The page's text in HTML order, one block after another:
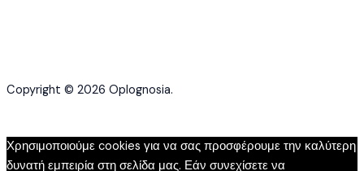
Copyright © 2026 Oplognosia.
Χρησιμοποιούμε cookies για να σας προσφέρουμε την καλύτερη
δυνατή εμπειρία στη σελίδα μας. Εάν συνεχίσετε να